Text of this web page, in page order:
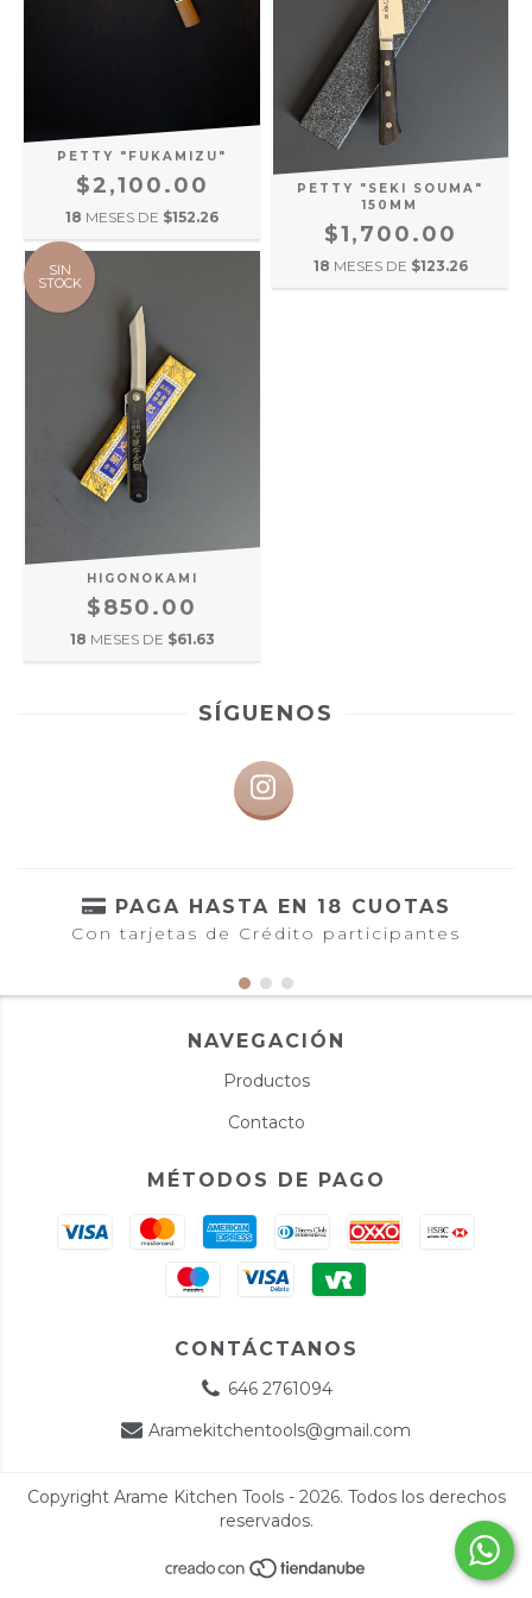
PETTY "FUKAMIZU"
$2,100.00
18 MESES DE $152.26
PETTY "SEKI SOUMA"
150MM
$1,700.00
18 MESES DE $123.26
SIN
STOCK
HIGONOKAMI
$850.00
18 MESES DE $61.63
SÍGUENOS
PAGA HASTA EN 18 CUOTAS
Con tarjetas de Crédito participantes
NAVEGACIÓN
Productos
Contacto
MÉTODOS DE PAGO
CONTÁCTANOS
646 2761094
Aramekitchentools@gmail.com
Copyright Arame Kitchen Tools - 2026. Todos los derechos
reservados.